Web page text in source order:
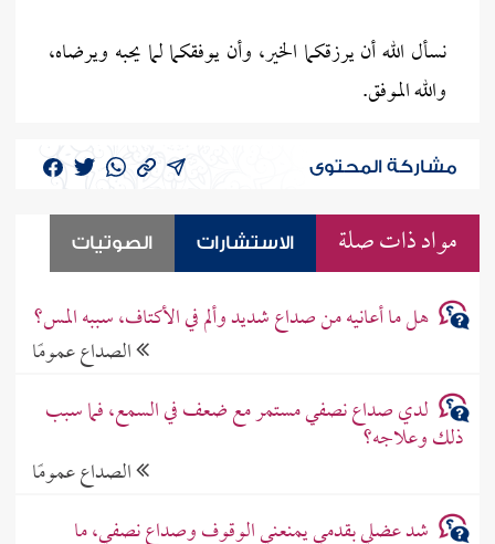
نسأل الله أن يرزقكما الخير، وأن يوفقكما لما يحبه ويرضاه،
والله الموفق.
مشاركة المحتوى
مواد ذات صلة الاستشارات الصوتيات
هل ما أعانيه من صداع شديد وألم في الأكتاف، سببه المس؟
الصداع عمومًا
لدي صداع نصفي مستمر مع ضعف في السمع، فما سبب
ذلك وعلاجه؟
الصداع عمومًا
شد عضلي بقدمي يمنعني الوقوف وصداع نصفي، ما